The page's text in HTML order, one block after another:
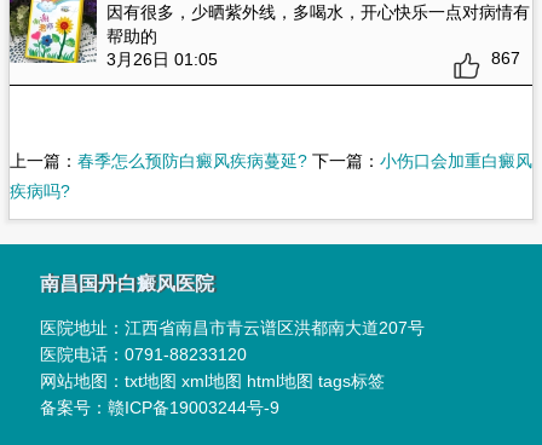
因有很多，少晒紫外线，多喝水，开心快乐一点对病情有
帮助的
3月26日 01:05
867
上一篇： 春季怎么预防白癜风疾病蔓延?下一篇： 小伤口会加重白癜风
疾病吗?
南昌国丹白癜风医院
医院地址：江西省南昌市青云谱区洪都南大道207号
医院电话：0791-88233120
网站地图：txt地图 xml地图 html地图 tags标签
备案号：赣ICP备19003244号-9